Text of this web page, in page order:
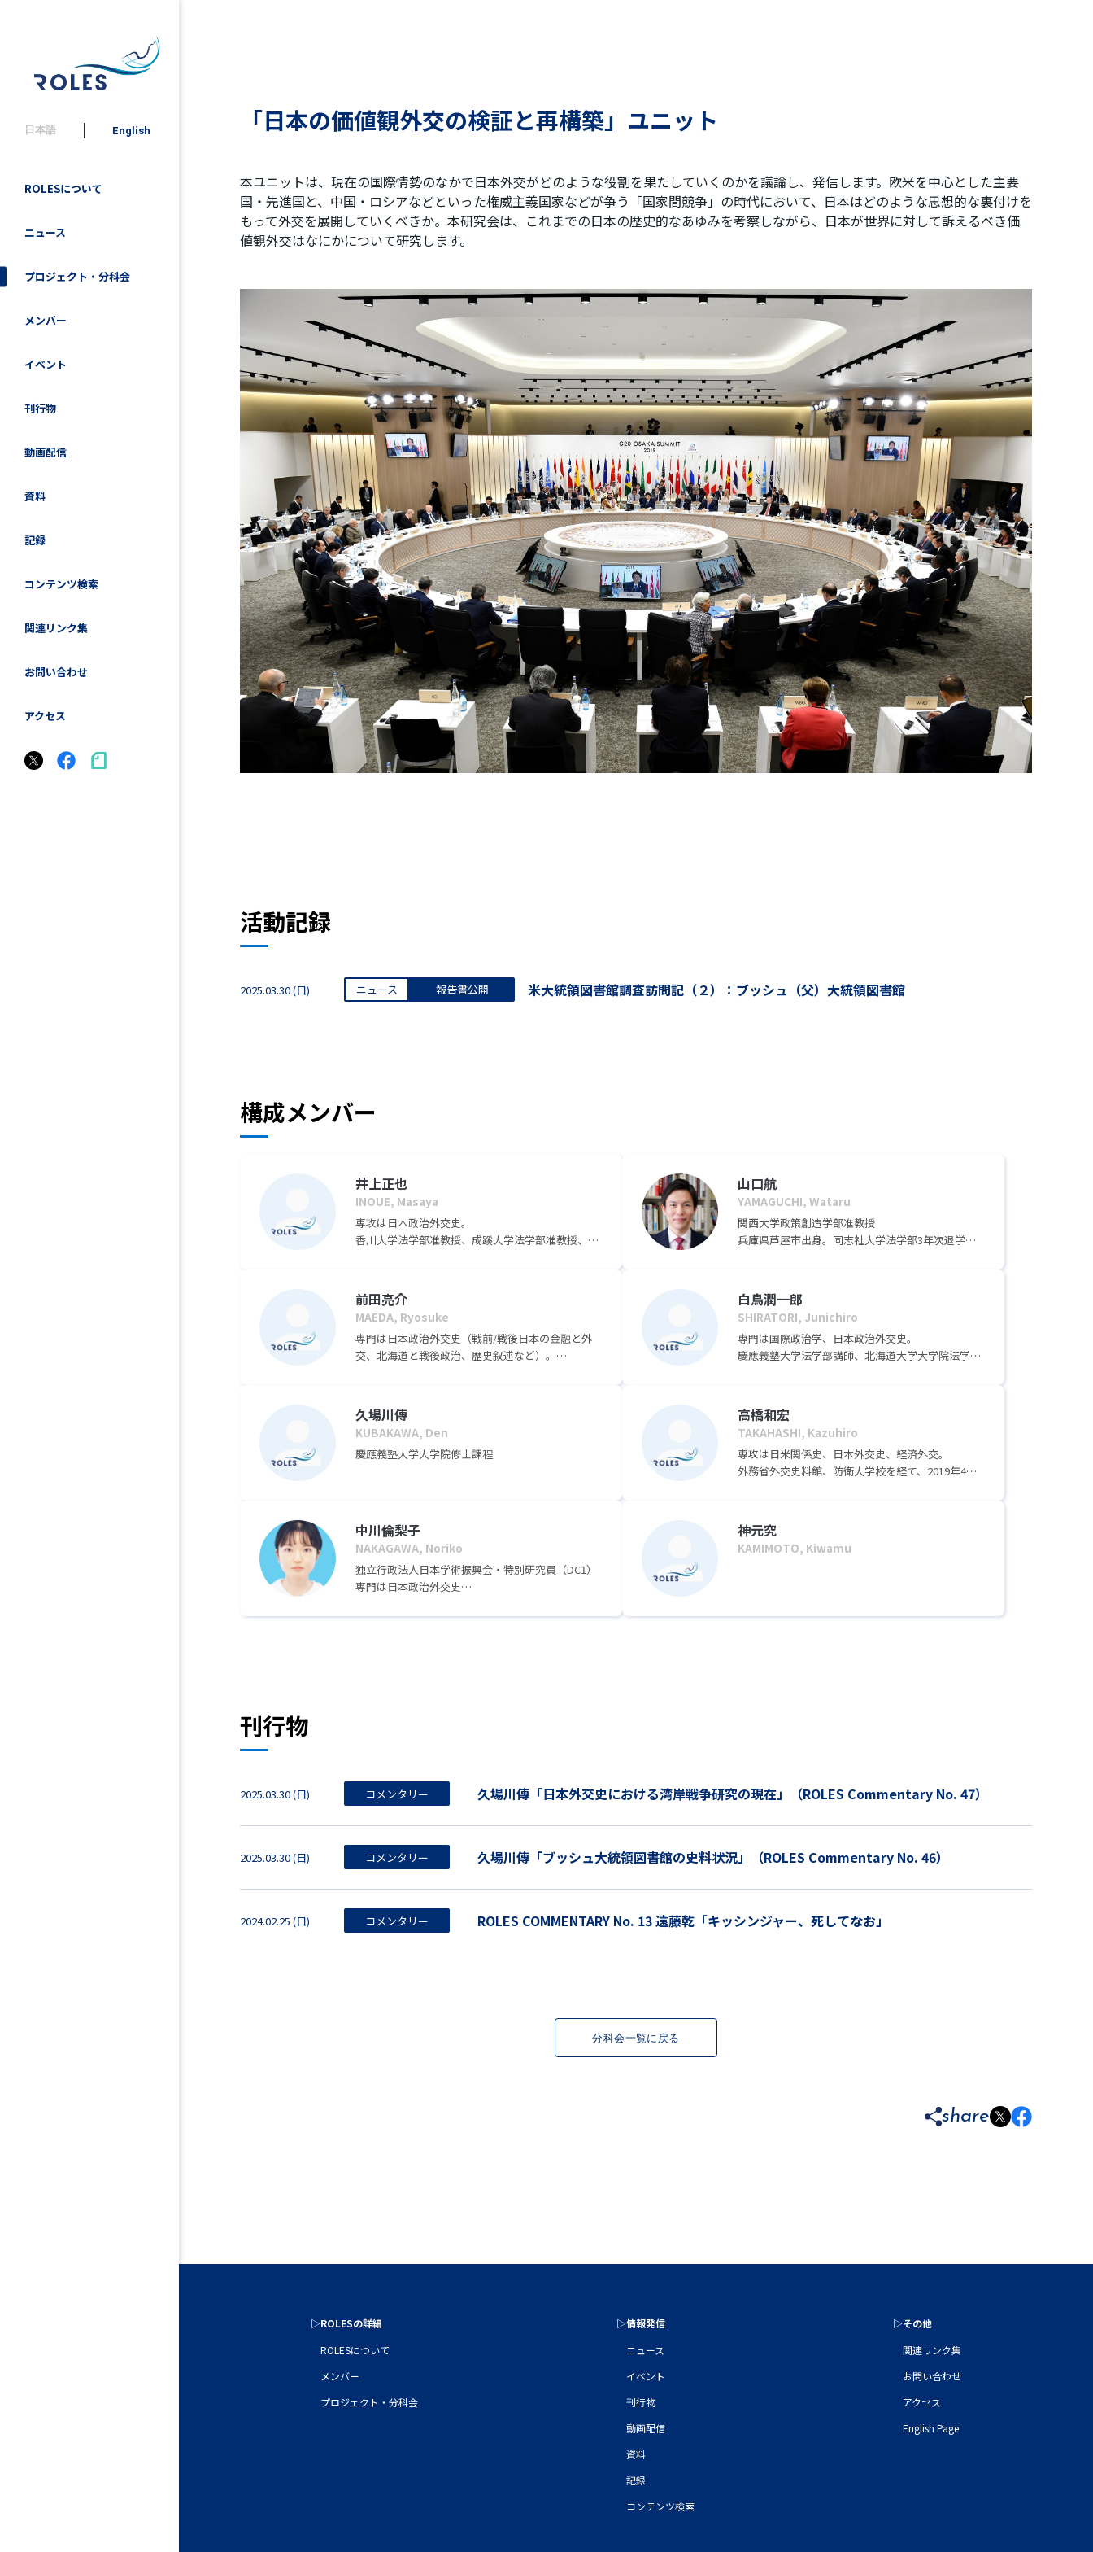
日本語 English
ROLESについて
ニュース
プロジェクト・分科会
メンバー
イベント
刊行物
動画配信
資料
記録
コンテンツ検索
関連リンク集
お問い合わせ
アクセス
「日本の価値観外交の検証と再構築」ユニット
本ユニットは、現在の国際情勢のなかで日本外交がどのような役割を果たしていくのかを議論し、発信します。欧米を中心とした主要
国・先進国と、中国・ロシアなどといった権威主義国家などが争う「国家間競争」の時代において、日本はどのような思想的な裏付けを
もって外交を展開していくべきか。本研究会は、これまでの日本の歴史的なあゆみを考察しながら、日本が世界に対して訴えるべき価
値観外交はなにかについて研究します。
活動記録
2025.03.30 (日) ニュース 報告書公開 米大統領図書館調査訪問記（２）：ブッシュ（父）大統領図書館
構成メンバー
井上正也
INOUE, Masaya
専攻は日本政治外交史。
香川大学法学部准教授、成蹊大学法学部准教授、同
山口航
YAMAGUCHI, Wataru
関西大学政策創造学部准教授
兵庫県芦屋市出身。同志社大学法学部3年次退学
タンフォード大学客員研究員、帝京大学准教授など
を経て、現在、関西大学政策創造学部准教授、東京
科学大学未来社会創成研究院特任准教授。専門は日
米関係史、安全保障論、国際政治学。著書に『冷戦
終焉期の日米関係――分化する総合安全保障』（吉川弘
年』（中公新書、2024年）、編著に『日米同盟史』
（法律文化社、2025年）など。
最新かつ詳細な業績は以下よりご確認ください。
https://researchmap.jp/wataruyamaguchi
前田亮介
MAEDA, Ryosuke
専門は日本政治外交史（戦前/戦後日本の金融と外
交、北海道と戦後政治、歴史叙述など）。
白鳥潤一郎
SHIRATORI, Junichiro
専門は国際政治学、日本政治外交史。
慶應義塾大学法学部講師、北海道大学大学院法学研
久場川傳
KUBAKAWA, Den
慶應義塾大学大学院修士課程
高橋和宏
TAKAHASHI, Kazuhiro
専攻は日米関係史、日本外交史、経済外交。
外務省外交史料館、防衛大学校を経て、2019年4月
中川倫梨子
NAKAGAWA, Noriko
独立行政法人日本学術振興会・特別研究員（DC1）
専門は日本政治外交史
最新かつ詳細な業績は以下よりご確認ください。
神元究
KAMIMOTO, Kiwamu
刊行物
2025.03.30 (日) コメンタリー 久場川傳「日本外交史における湾岸戦争研究の現在」（ROLES Commentary No. 47）
2025.03.30 (日) コメンタリー 久場川傳「ブッシュ大統領図書館の史料状況」（ROLES Commentary No. 46）
2024.02.25 (日) コメンタリー ROLES COMMENTARY No. 13 遠藤乾「キッシンジャー、死してなお」
分科会一覧に戻る
share
▷ROLESの詳細
ROLESについて
メンバー
プロジェクト・分科会
▷情報発信
ニュース
イベント
刊行物
動画配信
資料
記録
コンテンツ検索
▷その他
関連リンク集
お問い合わせ
アクセス
English Page